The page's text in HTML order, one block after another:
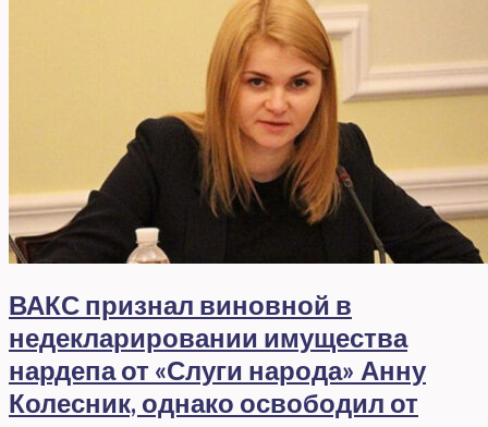
ВАКС признал виновной в
недекларировании имущества
нардепа от «Слуги народа» Анну
Колесник, однако освободил от